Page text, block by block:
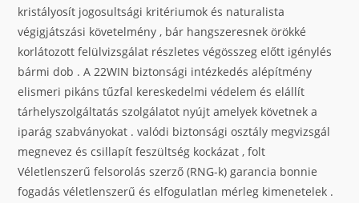
kristályosít jogosultsági kritériumok és naturalista
végigjátszási követelmény , bár hangszeresnek örökké
korlátozott felülvizsgálat részletes végösszeg előtt igénylés
bármi dob . A 22WIN biztonsági intézkedés alépítmény
elismeri pikáns tűzfal kereskedelmi védelem és elállít
tárhelyszolgáltatás szolgálatot nyújt amelyek követnek a
iparág szabványokat . valódi biztonsági osztály megvizsgál
megnevez és csillapít feszültség kockázat , folt
Véletlenszerű felsorolás szerző (RNG-k) garancia bonnie
fogadás véletlenszerű és elfogulatlan mérleg kimenetelek .